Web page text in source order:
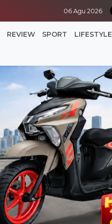
06 Agu 2026
REVIEW SPORT LIFESTYLE